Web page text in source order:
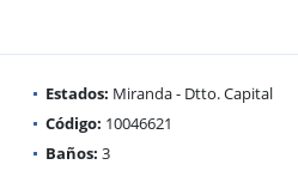
Estados: Miranda - Dtto. Capital
Código: 10046621
Baños: 3